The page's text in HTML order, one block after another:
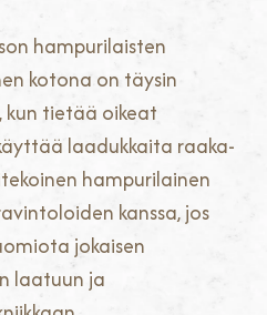
hampurilaisten
kotona on täysin
kun tietää oikeat
laadukkaita raaka-
hampurilainen
kanssa, jos
jokaisen
laatuun ja